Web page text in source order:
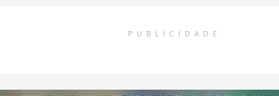
PUBLICIDADE